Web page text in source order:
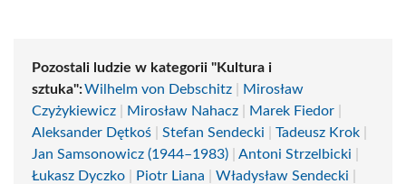
Pozostali ludzie w kategorii "Kultura i
sztuka":Wilhelm von Debschitz
Mirosław
Czyżykiewicz
Mirosław Nahacz Marek Fiedor
Aleksander Dętkoś
Stefan Sendecki Tadeusz Krok
Jan Samsonowicz (1944–1983)
Antoni Strzelbicki
Łukasz Dyczko
Piotr Liana Władysław Sendecki